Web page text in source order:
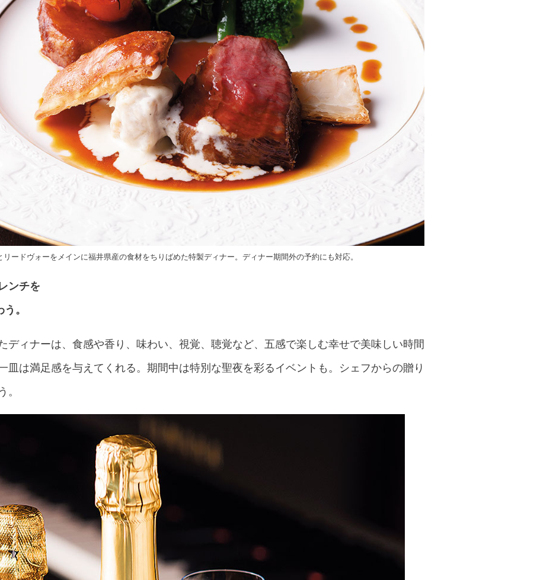
リードヴォーをメインに福井県産の食材をちりばめた特製ディナー。ディナー期間外の予約にも対応。
ンチを
。
ディナーは、食感や香り、味わい、視覚、聴覚など、五感で楽しむ幸せで美味しい時間
皿は満足感を与えてくれる。期間中は特別な聖夜を彩るイベントも。シェフからの贈り
。